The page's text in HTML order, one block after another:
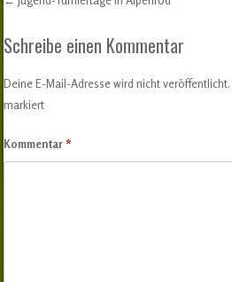
Post navigation
Schreibe einen Kommentar
Deine E-Mail-Adresse wird nicht veröffentlicht.
markiert
Kommentar*